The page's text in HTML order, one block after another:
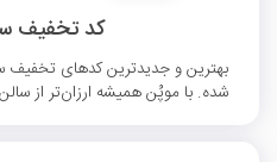
کد تخفیف
بهترین و جدیدترین کدهای تخفیف
شده. با موپُن همیشه ارزان‌تر از